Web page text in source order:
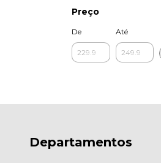
Preço
De Até
Departamentos